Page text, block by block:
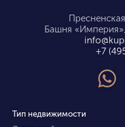
Башня
+7
Тип недвижимости